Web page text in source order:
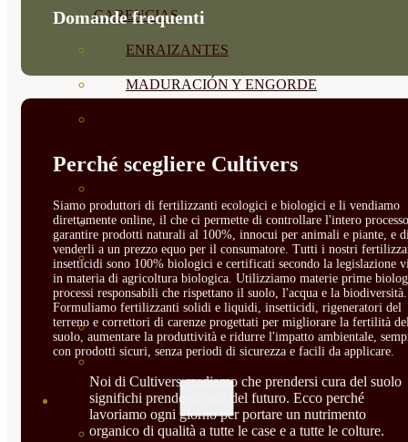
CARENCIAS
ENRAIZANTES
MADURACIÓN Y ENGORDE
SUELO
MATERIAS PRIMAS
PROTECCIÓN CULTIVOS Y
PLANTAS
PLANTAS INTERIOR
GROWPUNCH
SEMILLAS
VER TODAS
Domande frequenti
Perché scegliere Cultivers
Siamo produttori di fertilizzanti ecologici e biologici e li vendiamo
direttamente online, il che ci permette di controllare l'intero
garantire prodotti naturali al 100%, innocui per animali e piante, e
venderli a un prezzo equo per il consumatore. Tutti i nostri
insetticidi sono 100% biologici e certificati secondo la legislazione
in materia di agricoltura biologica. Utilizziamo materie prime
processi responsabili che rispettano il suolo, l'acqua e la biodiversità.
Formuliamo fertilizzanti solidi e liquidi, insetticidi, rigeneratori del
terreno e correttori di carenze progettati per migliorare la fertilità
suolo, aumentare la produttività e ridurre l'impatto ambientale,
con prodotti sicuri, senza periodi di sicurezza e facili da applicare.
Noi di Cultivers crediamo che prendersi cura del suolo
significhi prendersi cura del futuro. Ecco perché
lavoriamo ogni giorno per portare un nutrimento
organico di qualità a tutte le case e a tutte le colture.